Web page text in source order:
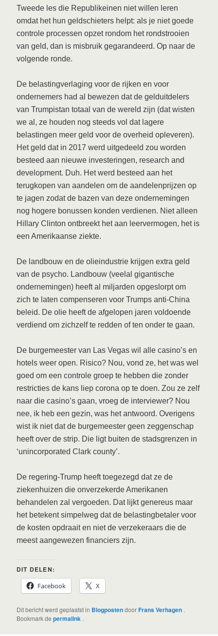
Tweede les die Republikeinen niet willen leren
omdat het hun geldschieters helpt: als je niet goede
controle processen opzet rondom het rondstrooien
van geld, dan is misbruik gegarandeerd. Op naar de
volgende ronde.
De belastingverlaging voor de rijken en voor
ondernemers had al bewezen dat de gelduitdelers
van Trumpistan totaal van de wereld zijn (dat wisten
we al, ze houden nog steeds vol dat lagere
belastingen meer geld voor de overheid opleveren).
Het geld dat in 2017 werd uitgedeeld zou worden
besteed aan nieuwe investeringen, research and
development. Duh. Het werd besteed aan het
terugkopen van aandelen om de aandelenprijzen op
te jagen zodat de bazen van deze ondernemingen
nog hogere bonussen konden verdienen. Niet alleen
Hillary Clinton ontbreekt het aan leervermogen, het is
een Amerikaanse ziekte.
De landbouw en de olieindustrie krijgen extra geld
van de psycho. Landbouw (veelal gigantische
ondernemingen) heeft al miljarden opgeslorpt om
zich te laten compenseren voor Trumps anti-China
beleid. De olie heeft de afgelopen jaren voldoende
verdiend om zichzelf te redden of ten onder te gaan.
De burgemeester van Las Vegas wil alle casino’s en
hotels weer open. Risico? Nou, vond ze, het was wel
goed om een controle groep te hebben die zonder
restricties de kans liep corona op te doen. Zou ze zelf
naar die casino’s gaan, vroeg de interviewer? Nou
nee, ik heb een gezin, was het antwoord. Overigens
wist ik niet dat de burgemeester geen zeggenschap
heeft over de strip. Die ligt buiten de stadsgrenzen in
‘unincorporated Clark county’.
De regering-Trump heeft toegezegd dat ze de
ziekenhuizen die onverzekerde Amerikanen
behandelen zal vergoeden. Dat lijkt genereus maar
het betekent simpelweg dat de belastingbetaler voor
de kosten opdraait en niet de verzekeraars die de
meest aangewezen financiers zijn.
DIT DELEN:
Facebook
X
Dit bericht werd geplaatst in BlogpostendoorFrans Verhagen .
Bookmark depermalink .